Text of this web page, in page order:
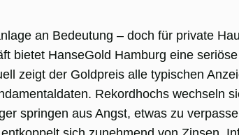
an Bedeutung – doch für private
bietet HanseGold Hamburg eine
zeigt der Goldpreis alle typischen
Rekordhochs wechseln
springen aus Angst, etwas zu